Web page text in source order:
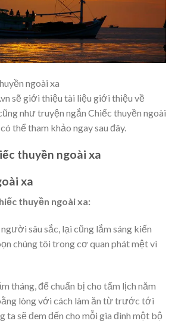
ngoài xa
sẽ giới thiệu tài liệu giới thiệu về
như truyện ngắn Chiếc thuyền ngoài
thể tham khảo ngay sau đây.
thuyền ngoài xa
xa
thuyền ngoài xa:
sâu sắc, lại cũng lắm sáng kiến
chúng tôi trong cơ quan phát mệt vì
tháng, để chuẩn bị cho tấm lịch năm
lòng với cách làm ăn từ trước tới
ta sẽ đem đến cho mỗi gia đình một bộ